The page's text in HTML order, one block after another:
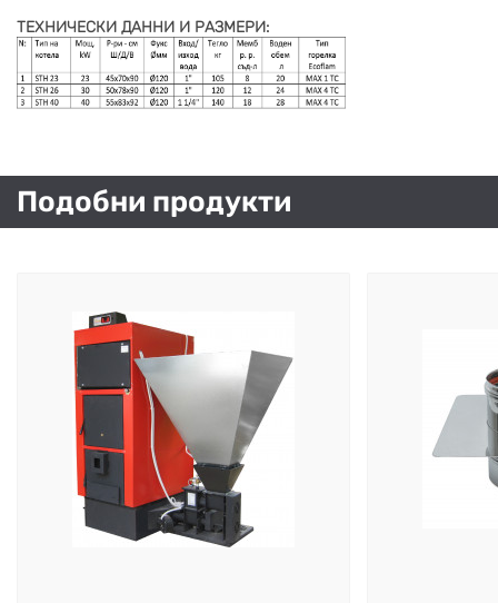
ТЕХНИЧЕСКИ ДАННИ И РАЗМЕРИ:
Подобни продукти